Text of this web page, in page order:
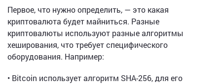
Первое, что нужно определить, — это какая
криптовалюта будет майниться. Разные
криптовалюты используют разные алгоритмы
хеширования, что требует специфического
оборудования. Например:
• Bitcoin использует алгоритм SHA-256, для его